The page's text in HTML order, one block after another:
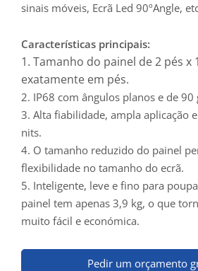
sinais móveis, Ecrã Led 90ºAngle,
Características principais:
1. Tamanho do painel de 2 pés x
exatamente em pés.
2. IP68 com ângulos planos e de 90
3. Alta fiabilidade, ampla aplicação
nits.
4. O tamanho reduzido do painel
flexibilidade no tamanho do ecrã.
5. Inteligente, leve e fino para
painel tem apenas 3,9 kg, o que
muito fácil e económica.
Pedir um orçamento